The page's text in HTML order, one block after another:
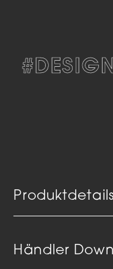
#DESIGN
Produktdetails
Händler